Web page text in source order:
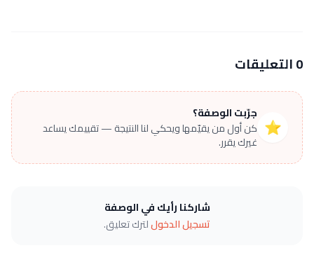
0 التعليقات
⭐
جرّبت الوصفة؟
كن أول من يقيّمها ويحكي لنا النتيجة — تقييمك يساعد
غيرك يقرر.
شاركنا رأيك في الوصفة
تسجيل الدخوللترك تعليق.